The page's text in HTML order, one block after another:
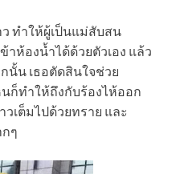
ทำให้ผู้เป็นแม่สับสน
าห้องน้ำได้ด้วยตัวเอง แล้ว
นั้น เธอตัดสินใจช่วย
นก็ทำให้ถึงกับร้องไห้ออก
เต็มไปด้วยทราย และ
ๆ